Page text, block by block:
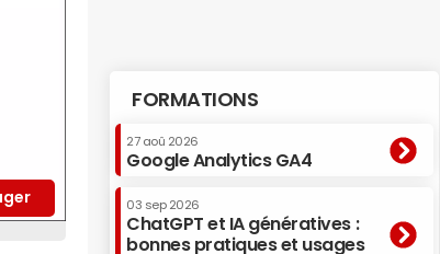
FORMATIONS
27 aoû 2026
Google Analytics GA4
03 sep 2026
ChatGPT et IA génératives :
bonnes pratiques et usages